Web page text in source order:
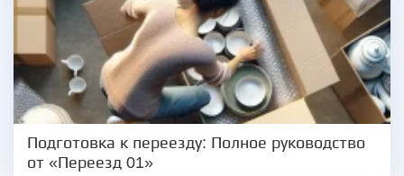
Подготовка к переезду: Полное руководство
от «Переезд 01»